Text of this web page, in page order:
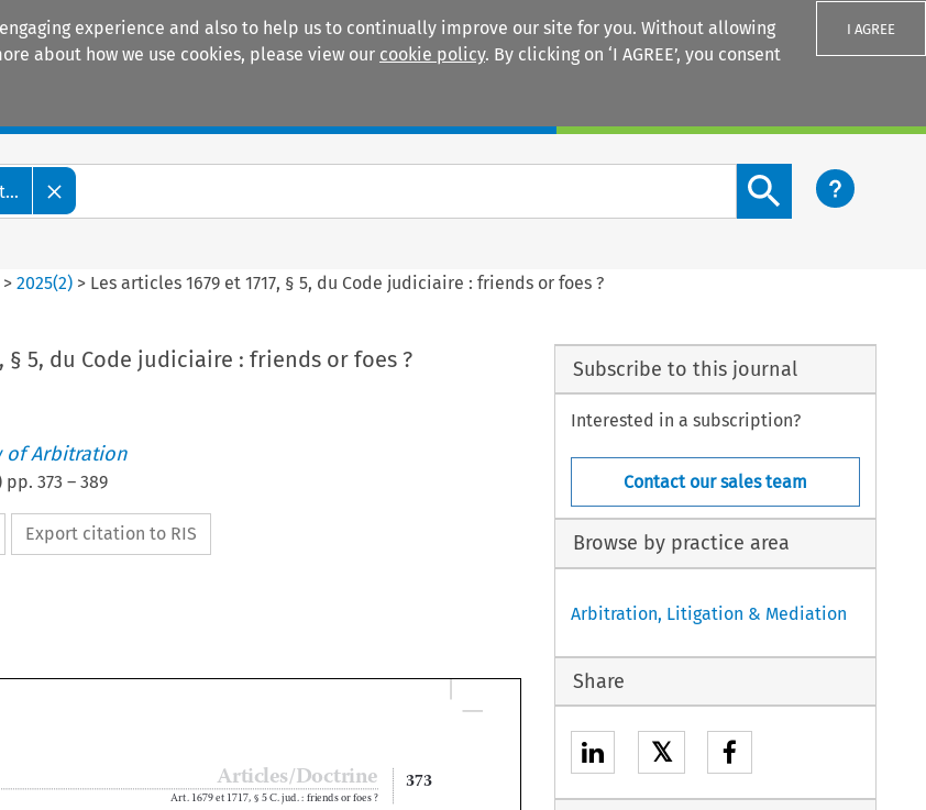
experience and also to help us to continually improve our site for you. Without allowing
about how we use cookies, please view our cookie policy. By clicking on ‘I AGREE’, you consent
I AGREE
Search content button
>2025(2) > Les articles 1679 et 1717, § 5, du Code judiciaire : friends or foes ?
§ 5, du Code judiciaire : friends or foes ?
of Arbitration
pp. 373 – 389
Export citation to RIS

   

Subscribe to this journal
Interested in a subscription?
Contact our sales team
Browse by practice area
Arbitration, Litigation & Mediation
Share
𝕏